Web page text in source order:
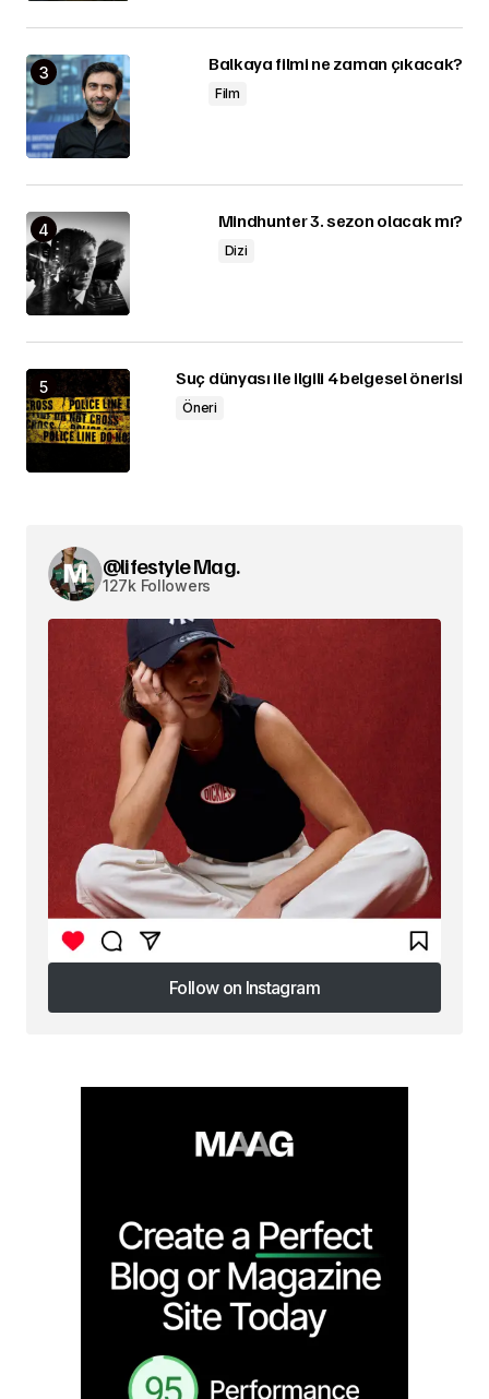
Balkaya filmi ne zaman çıkacak?
Film
Mindhunter 3. sezon olacak mı?
Dizi
Suç dünyası ile ilgili 4 belgesel önerisi
Öneri
@lifestyle Mag.
127k Followers
Follow on Instagram
Follow on Instagram